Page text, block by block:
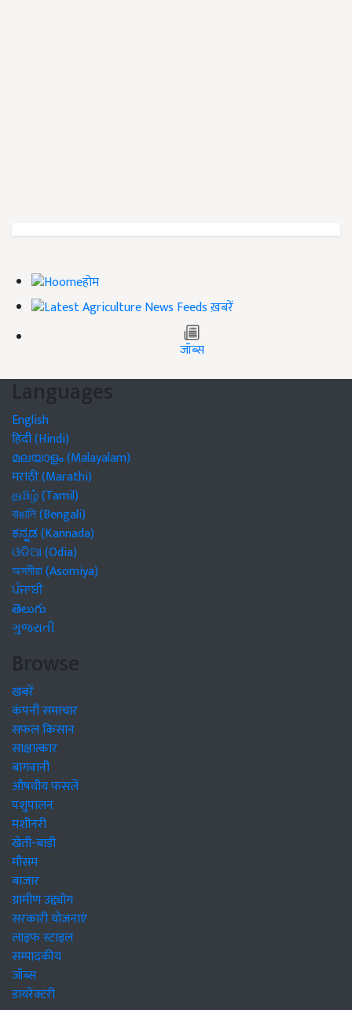
होम
ख़बरें
जॉब्स
Languages
English
हिंदी (Hindi)
മലയാളം (Malayalam)
मराठी (Marathi)
தமிழ் (Tamil)
বাঙালি (Bengali)
ಕನ್ನಡ (Kannada)
ଓଡିଆ (Odia)
অসমীয়া (Asomiya)
ਪੰਜਾਬੀ
తెలుగు
ગુજરાતી
Browse
खबरें
कंपनी समाचार
सफल किसान
साक्षात्कार
बागवानी
औषधीय फसलें
पशुपालन
मशीनरी
खेती-बाड़ी
मौसम
बाजार
ग्रामीण उद्द्योग
सरकारी योजनाएं
लाइफ स्टाइल
सम्पादकीय
जॉब्स
डायरेक्टरी